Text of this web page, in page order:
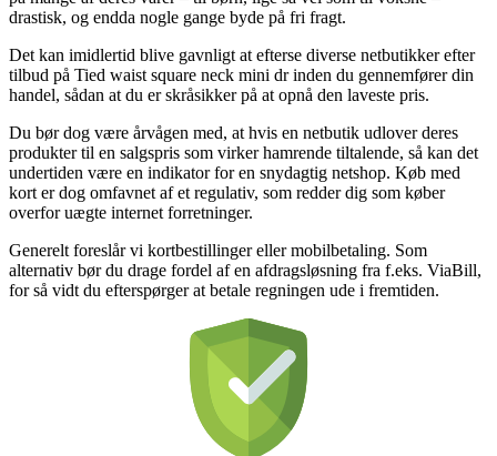
drastisk, og endda nogle gange byde på fri fragt.
Det kan imidlertid blive gavnligt at efterse diverse netbutikker efter
tilbud på Tied waist square neck mini dr inden du gennemfører din
handel, sådan at du er skråsikker på at opnå den laveste pris.
Du bør dog være årvågen med, at hvis en netbutik udlover deres
produkter til en salgspris som virker hamrende tiltalende, så kan det
undertiden være en indikator for en snydagtig netshop. Køb med
kort er dog omfavnet af et regulativ, som redder dig som køber
overfor uægte internet forretninger.
Generelt foreslår vi kortbestillinger eller mobilbetaling. Som
alternativ bør du drage fordel af en afdragsløsning fra f.eks. ViaBill,
for så vidt du efterspørger at betale regningen ude i fremtiden.